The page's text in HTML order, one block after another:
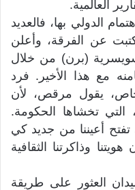
العالمية.
الدولي بها، فالعديد
عن الفرقة، وأعلن
(برن) من خلال
مع هذا الأخير. فرد
خاص، يقول مرقص، لأن
التي تخشاها الحكومة.
أعيننا من جديد كي
وذاكرتنا الثقافية
العثور على طريقة